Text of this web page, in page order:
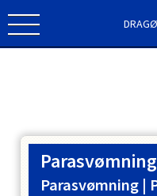
Parasvømning |